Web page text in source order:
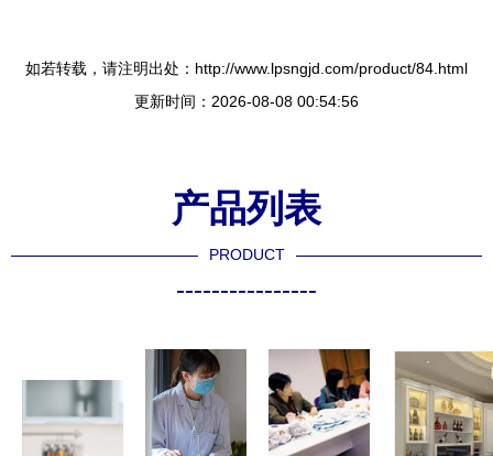
如若转载，请注明出处：http://www.lpsngjd.com/product/84.html
更新时间：2026-08-08 00:54:56
产品列表
PRODUCT
----------------